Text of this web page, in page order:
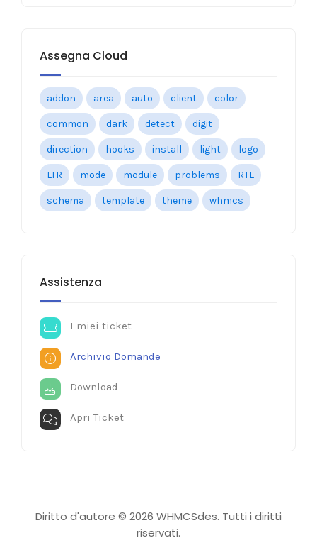
Assegna Cloud
addon area auto client color
common dark detect digit
direction hooks install light logo
LTR mode module problems RTL
schema template theme whmcs
Assistenza
I miei ticket
Archivio Domande
Download
Apri Ticket
Diritto d'autore © 2026 WHMCSdes. Tutti i diritti
riservati.